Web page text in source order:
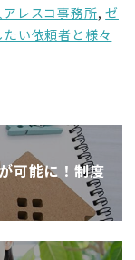
レスコ事務所,ゼ
い依頼者と様々
可能に！制度